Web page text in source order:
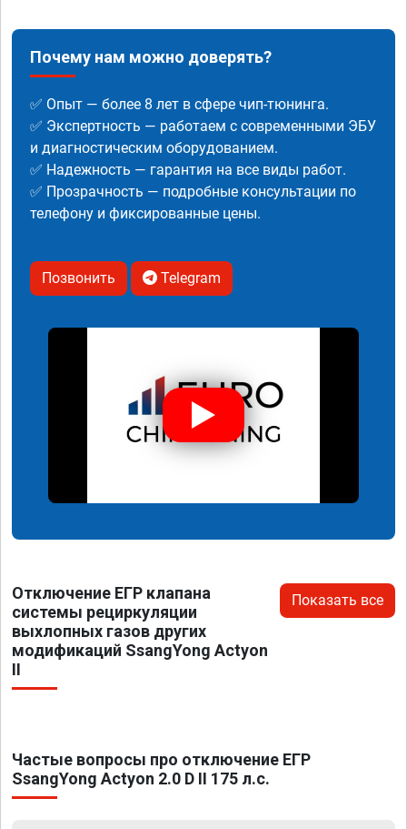
Почему нам можно доверять?
✅ Опыт — более 8 лет в сфере чип-тюнинга.
✅ Экспертность — работаем с современными ЭБУ
и диагностическим оборудованием.
✅ Надежность — гарантия на все виды работ.
✅ Прозрачность — подробные консультации по
телефону и фиксированные цены.
Позвонить Telegram
Отключение ЕГР клапана
системы рециркуляции
выхлопных газов других
модификаций SsangYong Actyon
II
Показать все
Частые вопросы про отключение ЕГР
SsangYong Actyon 2.0 D II 175 л.с.